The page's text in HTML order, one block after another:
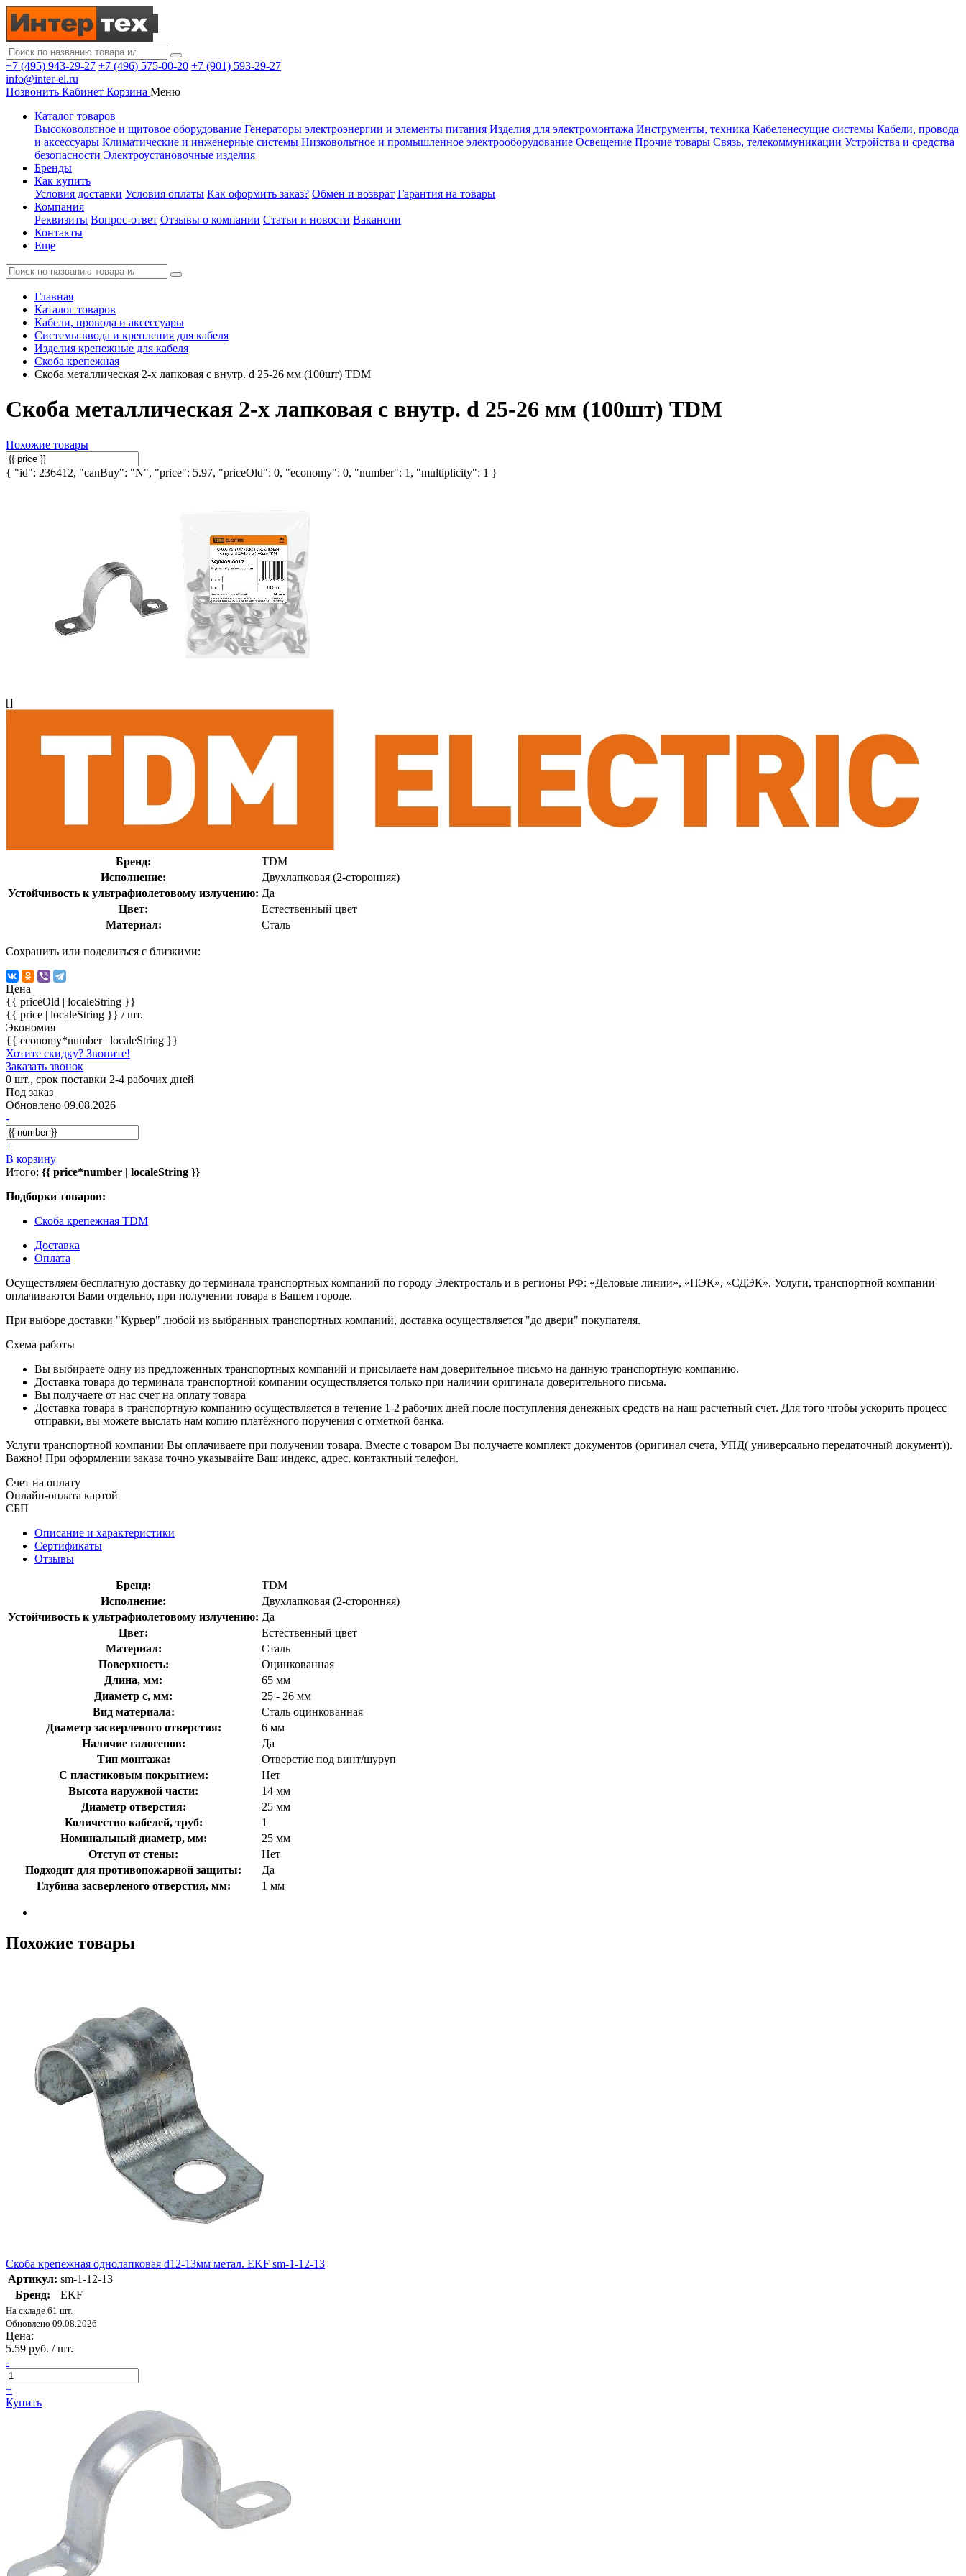
+7 (495) 943-29-27 +7 (496) 575-00-20 +7 (901) 593-29-27
info@inter-el.ru
Позвонить Кабинет Корзина Меню
Каталог товаров
Высоковольтное и щитовое оборудование Генераторы электроэнергии и элементы питания Изделия для электромонтажа Инструменты, техника Кабеленесущие системы Кабели, провода
и аксессуары Климатические и инженерные системы Низковольтное и промышленное электрооборудование Освещение Прочие товары Связь, телекоммуникации Устройства и средства
безопасности Электроустановочные изделия
Бренды
Как купить
Условия доставки Условия оплаты Как оформить заказ? Обмен и возврат Гарантия на товары
Компания
Реквизиты Вопрос-ответ Отзывы о компании Статьи и новости Вакансии
Контакты
Еще
Главная
Каталог товаров
Кабели, провода и аксессуары
Системы ввода и крепления для кабеля
Изделия крепежные для кабеля
Скоба крепежная
Скоба металлическая 2-х лапковая с внутр. d 25-26 мм (100шт) TDM
Скоба металлическая 2-х лапковая с внутр. d 25-26 мм (100шт) TDM
Похожие товары
{ "id": 236412, "canBuy": "N", "price": 5.97, "priceOld": 0, "economy": 0, "number": 1, "multiplicity": 1 }
[]
Бренд:
TDM
Исполнение:
Двухлапковая (2-сторонняя)
Устойчивость к ультрафиолетовому излучению: Да
Цвет:
Естественный цвет
Материал:
Сталь
Сохранить или поделиться с близкими:
Цена
{{ priceOld | localeString }}
{{ price | localeString }} / шт.
Экономия
{{ economy*number | localeString }}
Хотите скидку? Звоните!
Заказать звонок
0 шт., срок поставки 2-4 рабочих дней
Под заказ
Обновлено 09.08.2026
-
+
В корзину
Итого: {{ price*number | localeString }}
Подборки товаров:
Скоба крепежная TDM
Доставка
Оплата
Осуществляем бесплатную доставку до терминала транспортных компаний по городу Электросталь и в регионы РФ: «Деловые линии», «ПЭК», «СДЭК». Услуги, транспортной компании
оплачиваются Вами отдельно, при получении товара в Вашем городе.
При выборе доставки "Курьер" любой из выбранных транспортных компаний, доставка осуществляется "до двери" покупателя.
Схема работы
Вы выбираете одну из предложенных транспортных компаний и присылаете нам доверительное письмо на данную транспортную компанию.
Доставка товара до терминала транспортной компании осуществляется только при наличии оригинала доверительного письма.
Вы получаете от нас счет на оплату товара
Доставка товара в транспортную компанию осуществляется в течение 1-2 рабочих дней после поступления денежных средств на наш расчетный счет. Для того чтобы ускорить процесс
отправки, вы можете выслать нам копию платёжного поручения с отметкой банка.
Услуги транспортной компании Вы оплачиваете при получении товара. Вместе с товаром Вы получаете комплект документов (оригинал счета, УПД( универсально передаточный документ)).
Важно! При оформлении заказа точно указывайте Ваш индекс, адрес, контактный телефон.
Счет на оплату
Онлайн-оплата картой
СБП
Описание и характеристики
Сертификаты
Отзывы
Бренд:
TDM
Исполнение:
Двухлапковая (2-сторонняя)
Устойчивость к ультрафиолетовому излучению: Да
Цвет:
Естественный цвет
Материал:
Сталь
Поверхность:
Оцинкованная
Длина, мм:
65 мм
Диаметр с, мм:
25 - 26 мм
Вид материала:
Сталь оцинкованная
Диаметр засверленого отверстия:
6 мм
Наличие галогенов:
Да
Тип монтажа:
Отверстие под винт/шуруп
С пластиковым покрытием:
Нет
Высота наружной части:
14 мм
Диаметр отверстия:
25 мм
Количество кабелей, труб:
1
Номинальный диаметр, мм:
25 мм
Отступ от стены:
Нет
Подходит для противопожарной защиты:
Да
Глубина засверленого отверстия, мм:
1 мм
Похожие товары
Скоба крепежная однолапковая d12-13мм метал. EKF sm-1-12-13
Артикул: sm-1-12-13
Бренд:
EKF
На складе 61 шт.
Обновлено 09.08.2026
Цена:
5.59 руб. / шт.
-
+
Купить